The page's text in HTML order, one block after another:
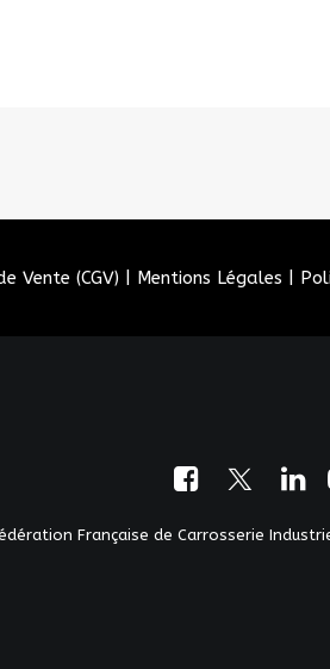
Vente (CGV) Mentions Légales
Française de Carrosserie